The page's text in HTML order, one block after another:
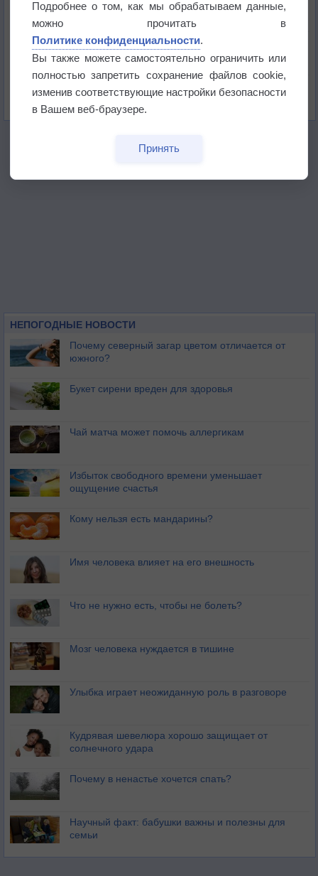
В Приморье обнаружены морские волны тепла
бабочек
НЕПОГОДНЫЕ НОВОСТИ
Почему северный загар цветом отличается от
южного?
Букет сирени вреден для здоровья
Чай матча может помочь аллергикам
Избыток свободного времени уменьшает
ощущение счастья
Кому нельзя есть мандарины?
Имя человека влияет на его внешность
Что не нужно есть, чтобы не болеть?
Мозг человека нуждается в тишине
Улыбка играет неожиданную роль в разговоре
Кудрявая шевелюра хорошо защищает от
солнечного удара
Почему в ненастье хочется спать?
Научный факт: бабушки важны и полезны для
семьи
Подробнее о том, как мы обрабатываем данные,
можно прочитать в
Политике конфиденциальности.
Вы также можете самостоятельно ограничить или
полностью запретить сохранение файлов cookie,
изменив соответствующие настройки безопасности
в Вашем веб-браузере.
Принять